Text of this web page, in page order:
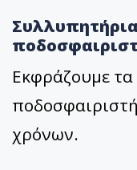
Εκφράζουμε τα
χρόνων.